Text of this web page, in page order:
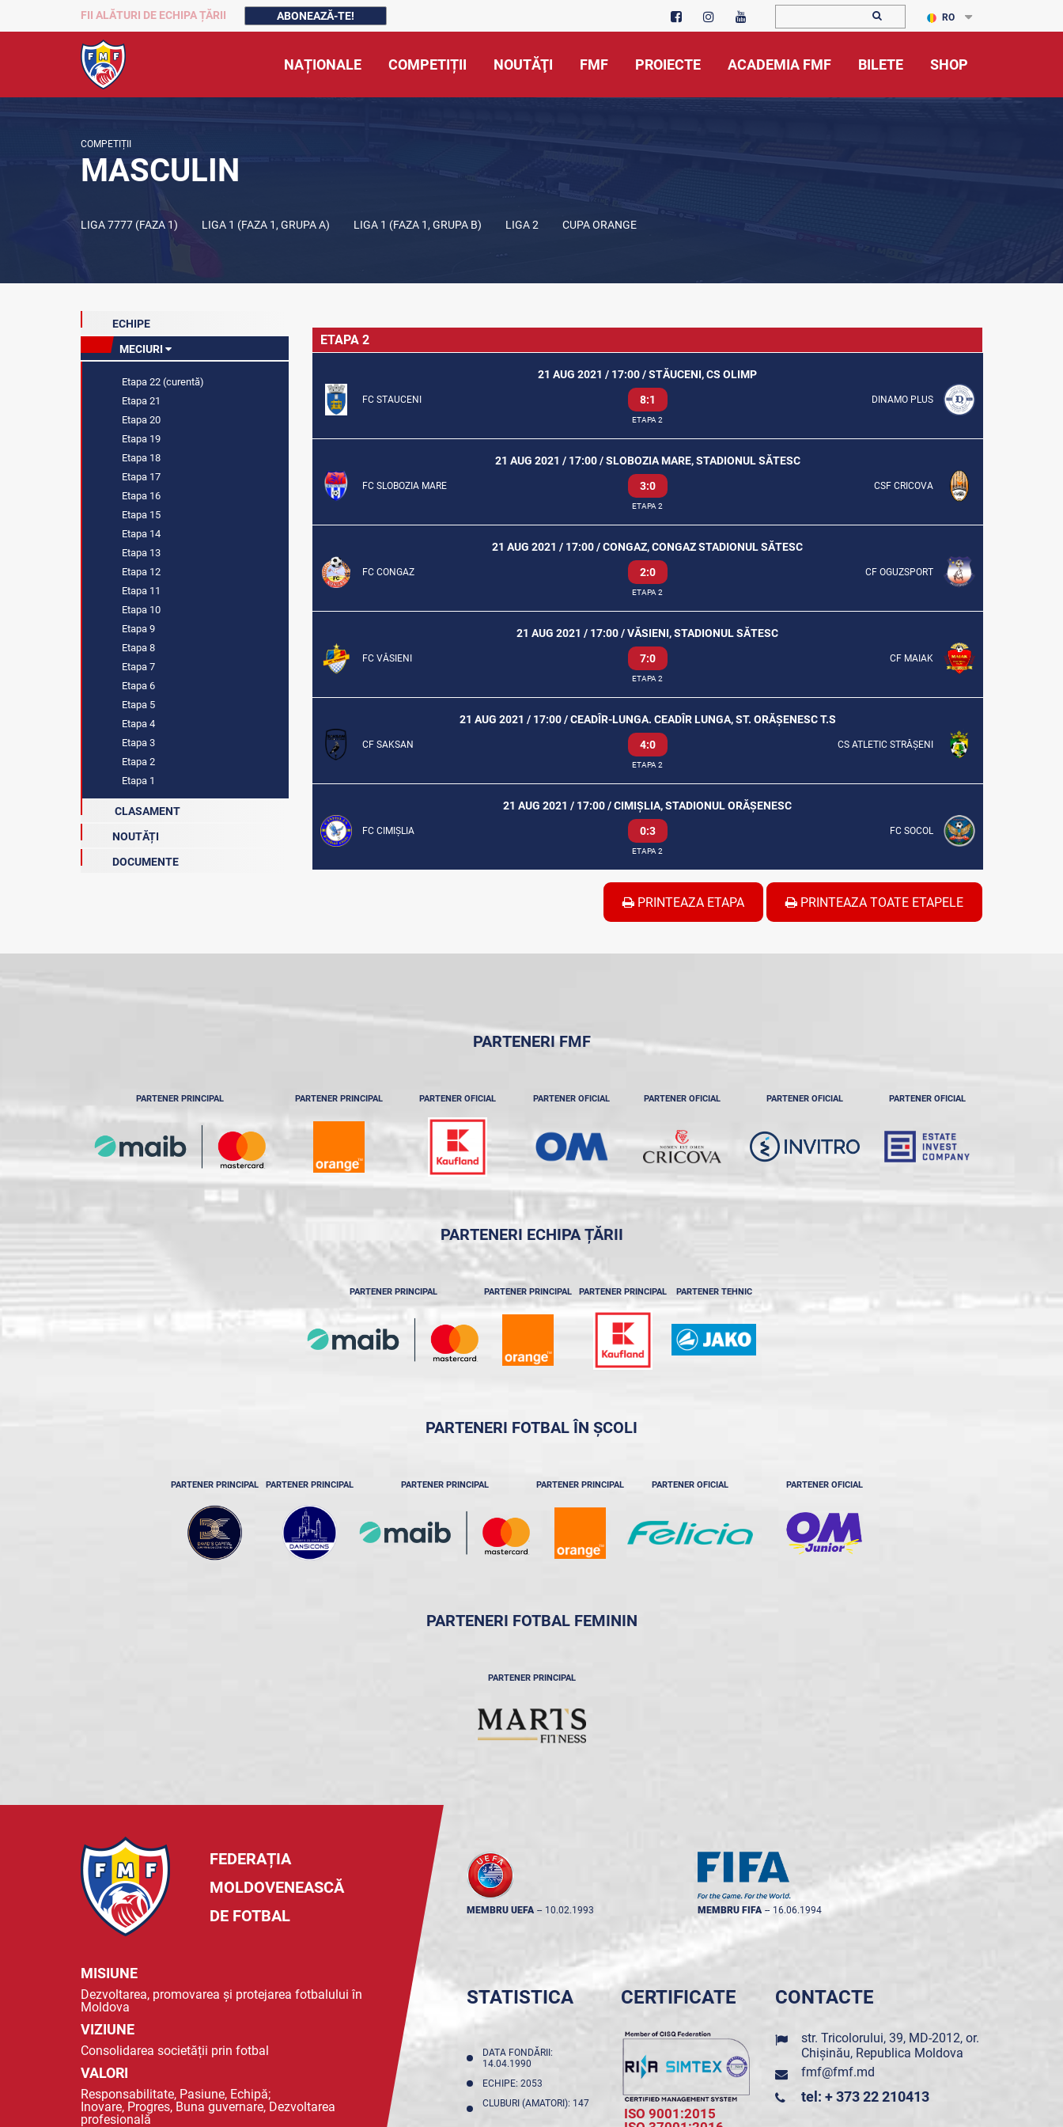
FII ALĂTURI DE ECHIPA ȚĂRII ABONEAZĂ-TE! RO
NAȚIONALE COMPETIȚII NOUTĂŢI FMF PROIECTE ACADEMIA FMF BILETE SHOP
COMPETIȚII
MASCULIN
LIGA 7777 (FAZA 1) LIGA 1 (FAZA 1, GRUPA A) LIGA 1 (FAZA 1, GRUPA B) LIGA 2 CUPA ORANGE
ECHIPE
MECIURI
Etapa 22 (curentă)
Etapa 21
Etapa 20
Etapa 19
Etapa 18
Etapa 17
Etapa 16
Etapa 15
Etapa 14
Etapa 13
Etapa 12
Etapa 11
Etapa 10
Etapa 9
Etapa 8
Etapa 7
Etapa 6
Etapa 5
Etapa 4
Etapa 3
Etapa 2
Etapa 1
CLASAMENT
NOUTĂȚI
DOCUMENTE
ETAPA 2
21 AUG 2021 / 17:00 / STĂUCENI, CS OLIMP
FC STAUCENI 8:1 DINAMO PLUS
ETAPA 2
21 AUG 2021 / 17:00 / SLOBOZIA MARE, STADIONUL SĂTESC
FC SLOBOZIA MARE 3:0 CSF CRICOVA
ETAPA 2
21 AUG 2021 / 17:00 / CONGAZ, CONGAZ STADIONUL SĂTESC
FC CONGAZ 2:0 CF OGUZSPORT
ETAPA 2
21 AUG 2021 / 17:00 / VĂSIENI, STADIONUL SĂTESC
FC VĂSIENI 7:0 CF MAIAK
ETAPA 2
21 AUG 2021 / 17:00 / CEADÎR-LUNGA. CEADÎR LUNGA, ST. ORĂȘENESC T.S
CF SAKSAN 4:0 CS ATLETIC STRĂȘENI
ETAPA 2
21 AUG 2021 / 17:00 / CIMIȘLIA, STADIONUL ORĂȘENESC
FC CIMIȘLIA 0:3 FC SOCOL
ETAPA 2
PRINTEAZA ETAPA PRINTEAZA TOATE ETAPELE
PARTENERI FMF
PARTENER PRINCIPAL PARTENER PRINCIPAL PARTENER OFICIAL PARTENER OFICIAL PARTENER OFICIAL PARTENER OFICIAL PARTENER OFICIAL
PARTENERI ECHIPA ȚĂRII
PARTENER PRINCIPAL PARTENER PRINCIPAL PARTENER PRINCIPAL PARTENER TEHNIC
PARTENERI FOTBAL ÎN ȘCOLI
PARTENER PRINCIPAL PARTENER PRINCIPAL PARTENER PRINCIPAL PARTENER PRINCIPAL PARTENER OFICIAL PARTENER OFICIAL
PARTENERI FOTBAL FEMININ
PARTENER PRINCIPAL
FEDERAȚIA
MOLDOVENEASCĂ
DE FOTBAL
MISIUNE
Dezvoltarea, promovarea și protejarea fotbalului în
Moldova
VIZIUNE
Consolidarea societății prin fotbal
VALORI
Responsabilitate, Pasiune, Echipă;
Inovare, Progres, Buna guvernare, Dezvoltarea
profesională
MEMBRU UEFA -- 10.02.1993 MEMBRU FIFA -- 16.06.1994
STATISTICA
DATA FONDĂRII:
14.04.1990
ECHIPE: 2053
CLUBURI (AMATORI): 147
CERTIFICATE
ISO 9001:2015
CONTACTE
str. Tricolorului, 39, MD-2012, or.
Chișinău, Republica Moldova
fmf@fmf.md
tel: + 373 22 210413